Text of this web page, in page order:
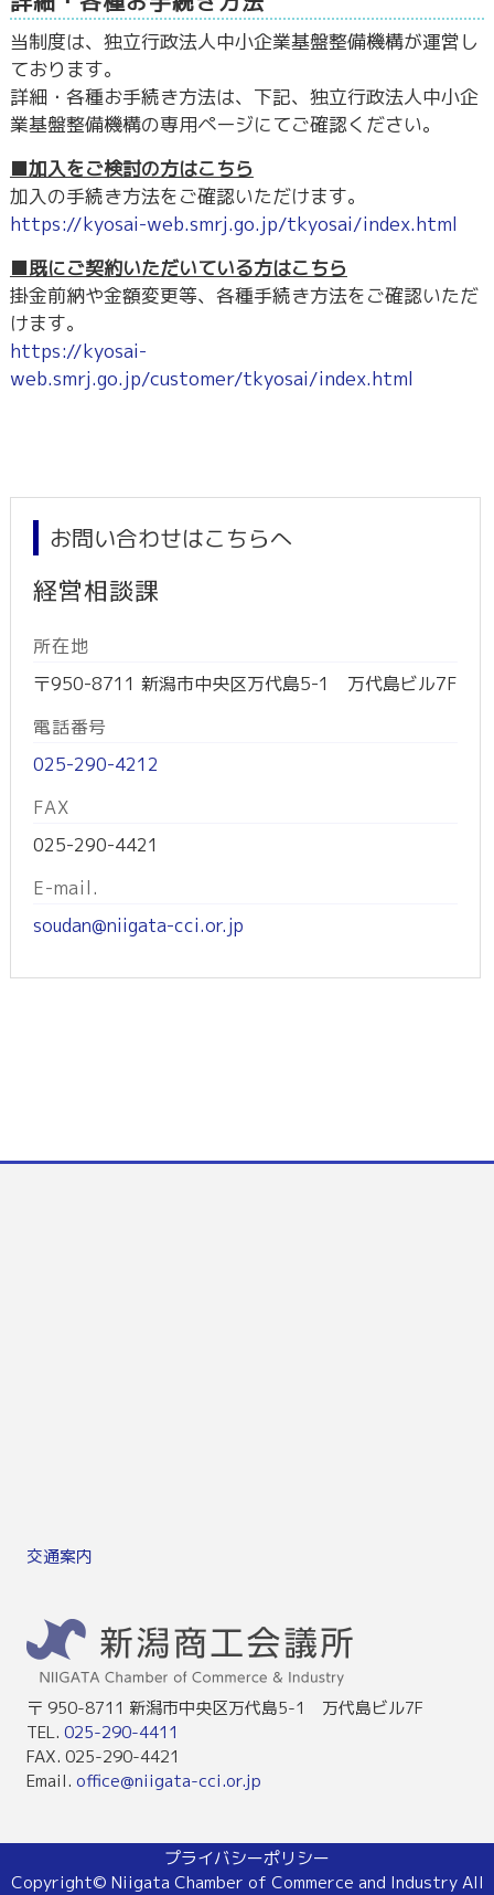
当制度は、独立行政法人中小企業基盤整備機構が運営し
ております。
詳細・各種お手続き方法は、下記、独立行政法人中小企
業基盤整備機構の専用ページにてご確認ください。
■加入をご検討の方はこちら
加入の手続き方法をご確認いただけます。
https://kyosai-web.smrj.go.jp/tkyosai/index.html
■既にご契約いただいている方はこちら
掛金前納や金額変更等、各種手続き方法をご確認いただ
けます。
https://kyosai-
web.smrj.go.jp/customer/tkyosai/index.html
お問い合わせはこちらへ
経営相談課
所在地
〒950-8711 新潟市中央区万代島5-1 万代島ビル7F
電話番号
025-290-4212
FAX
025-290-4421
E-mail.
soudan@niigata-cci.or.jp
交通案内
〒 950-8711 新潟市中央区万代島5-1 万代島ビル7F
TEL. 025-290-4411
FAX. 025-290-4421
Email. office@niigata-cci.or.jp
プライバシーポリシー
Copyright© Niigata Chamber of Commerce and Industry All